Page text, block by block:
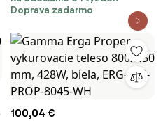
Doprava zadarmo
100,04 €